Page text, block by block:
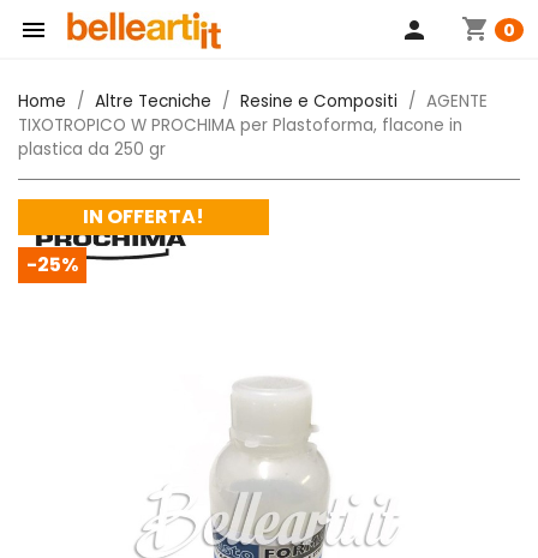
 shopping_cart 0
person
Home Altre Tecniche Resine e Compositi
AGENTE
TIXOTROPICO W PROCHIMA per Plastoforma, flacone in
plastica da 250 gr
IN OFFERTA!
-25%